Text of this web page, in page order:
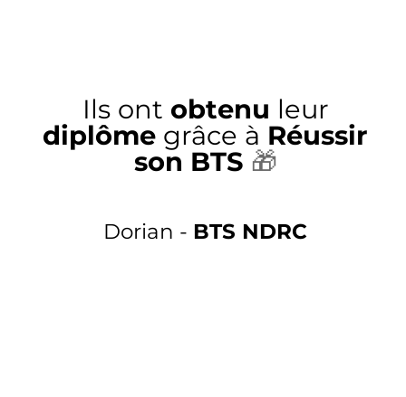
Ils ont obtenu leur
diplôme grâce à Réussir
son BTS 🎁
Dorian - BTS NDRC